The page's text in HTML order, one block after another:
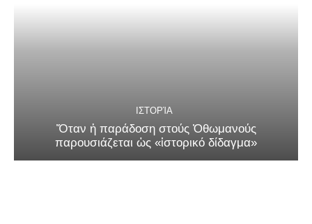
ΙΣΤΟΡΊΑ
Ὅταν ἡ παράδοση στούς Ὀθωμανούς
παρουσιάζεται ὡς «ἱστορικό δίδαγμα»